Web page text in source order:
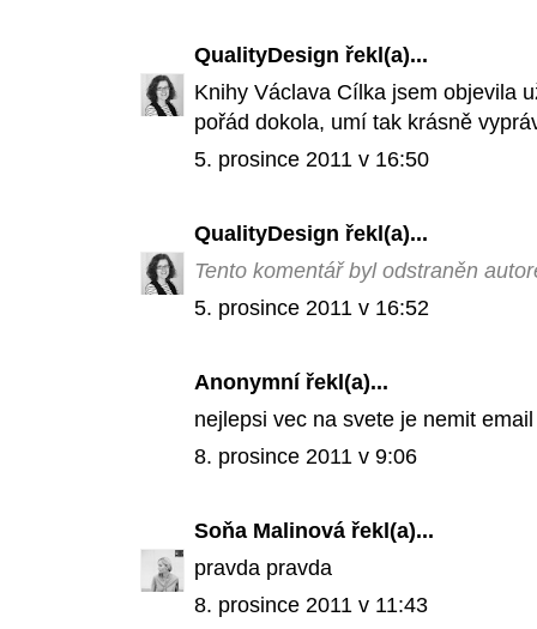
QualityDesign řekl(a)...
Knihy Václava Cílka jsem objevila
pořád dokola, umí tak krásně
5. prosince 2011 v 16:50
QualityDesign řekl(a)...
Tento komentář byl odstraněn
5. prosince 2011 v 16:52
Anonymní řekl(a)...
nejlepsi vec na svete je nemit
8. prosince 2011 v 9:06
Soňa Malinová řekl(a)...
pravda pravda
8. prosince 2011 v 11:43